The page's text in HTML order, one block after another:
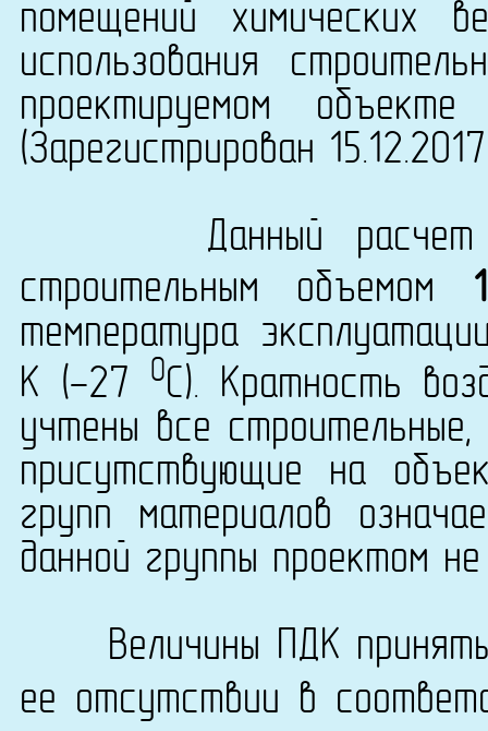
помещений химических
использования
проектируемом объекте
(Зарегистрирован
Данный расчет
строительным объемом
температура
K (-27
0C). Кратность
учтены все
присутствующие на
групп материалов
данной группы проектом
Величины ПДК
ее отсутствии в